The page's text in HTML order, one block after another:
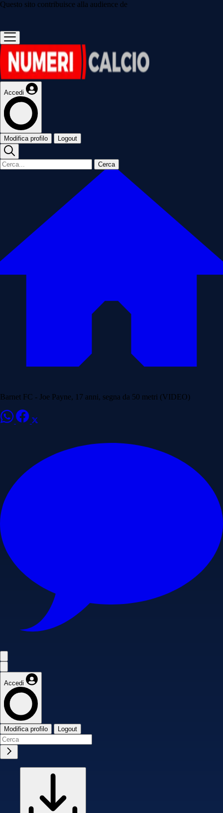
Questo sito contribuisce alla audience de
Accedi
Modifica profilo Logout
Cerca
Barnet FC - Joe Payne, 17 anni, segna da 50 metri (VIDEO)
Accedi
Modifica profilo Logout